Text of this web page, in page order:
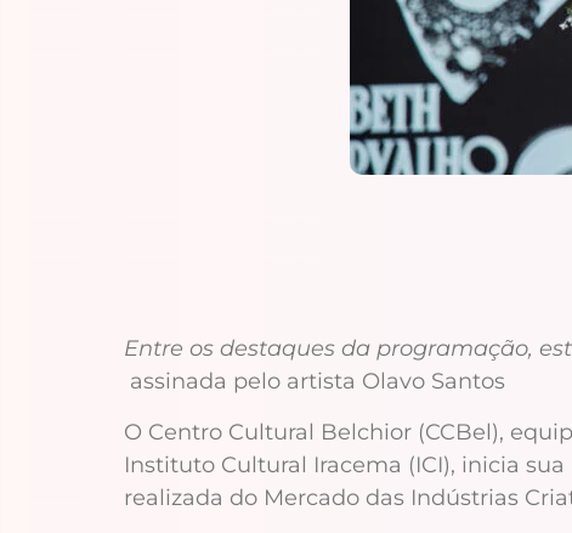
Entre os destaques da programação,
assinada pelo artista Olavo Santos
O Centro Cultural Belchior (CCBel),
Instituto Cultural Iracema (ICI), inicia
realizada do Mercado das Indústrias